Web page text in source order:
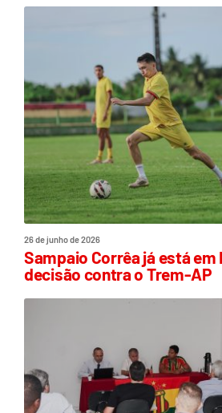
26 de junho de 2026
Sampaio Corrêa já está em
decisão contra o Trem-AP